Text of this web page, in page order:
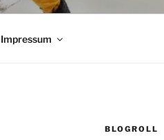
Impressum
BLOGROLL